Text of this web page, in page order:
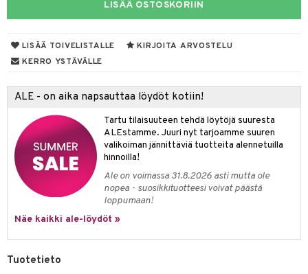
LISÄÄ OSTOSKORIIN
LISÄÄ TOIVELISTALLE
KIRJOITA ARVOSTELU
KERRO YSTÄVÄLLE
ALE - on aika napsauttaa löydöt kotiin!
Tartu tilaisuuteen tehdä löytöjä suuresta
ALEstamme. Juuri nyt tarjoamme suuren
valikoiman jännittäviä tuotteita alennetuilla
hinnoilla!
Ale on voimassa 31.8.2026 asti mutta ole
nopea - suosikkituotteesi voivat päästä
loppumaan!
Näe kaikki ale-löydöt »
Tuotetieto
Set
& Highlighter
hoito
tarvikkeet
de cologne
de parfum
de toilette
&
hoito
de cologne